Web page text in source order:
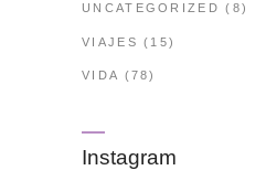
UNCATEGORIZED (8)
VIAJES (15)
VIDA (78)
Instagram